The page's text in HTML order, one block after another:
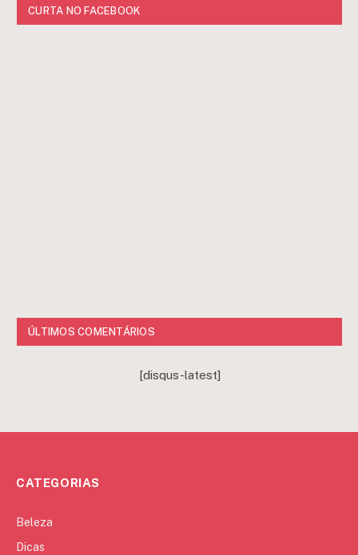
CURTA NO FACEBOOK
ÚLTIMOS COMENTÁRIOS
[disqus-latest]
CATEGORIAS
Beleza
Dicas